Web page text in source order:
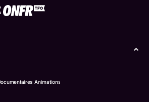
Animations
l’Ontario (TFO) - 2026